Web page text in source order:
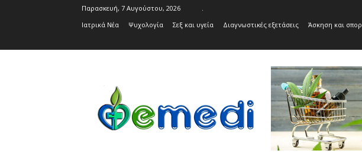
Παρασκευή, 7 Αυγούστου, 2026
.
Ιατρικά Νέα
Ψυχολογία Σεξ και υγεία Διαγνωστικές εξετάσεις Άσκηση και σπορ